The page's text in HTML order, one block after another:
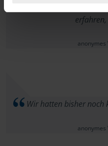
anonymes
Wir hatten bisher noch
anonymes